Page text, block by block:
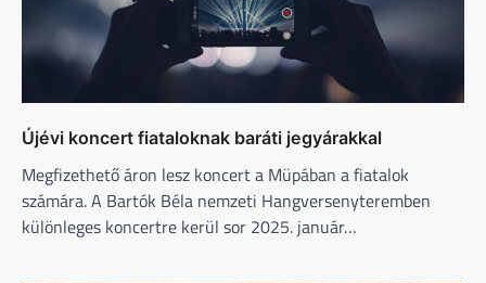
Újévi koncert fiataloknak baráti jegyárakkal
Megfizethető áron lesz koncert a Müpában a fiatalok
számára. A Bartók Béla nemzeti Hangversenyteremben
különleges koncertre kerül sor 2025. január…